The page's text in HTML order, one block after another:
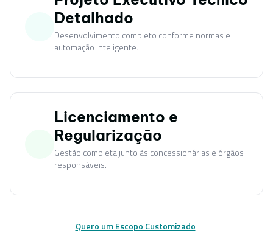
Detalhado
Desenvolvimento completo conforme normas e
automação inteligente.
Licenciamento e
Regularização
Gestão completa junto às concessionárias e órgãos
responsáveis.
Quero um Escopo Customizado